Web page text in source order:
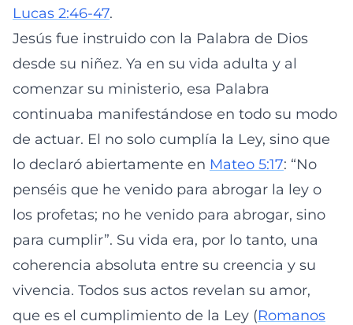
Lucas 2:46-47.
Jesús fue instruido con la Palabra de Dios
desde su niñez. Ya en su vida adulta y al
comenzar su ministerio, esa Palabra
continuaba manifestándose en todo su modo
de actuar. El no solo cumplía la Ley, sino que
lo declaró abiertamente en Mateo 5:17: “No
penséis que he venido para abrogar la ley o
los profetas; no he venido para abrogar, sino
para cumplir”. Su vida era, por lo tanto, una
coherencia absoluta entre su creencia y su
vivencia. Todos sus actos revelan su amor,
que es el cumplimiento de la Ley (Romanos